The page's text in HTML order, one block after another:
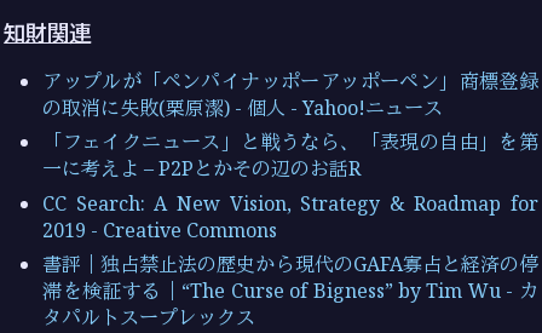
知財関連
アップルが「ペンパイナッポーアッポーペン」商標登録
の取消に失敗(栗原潔) - 個人 - Yahoo!ニュース
「フェイクニュース」と戦うなら、「表現の自由」を第
一に考えよ – P2Pとかその辺のお話R
CC Search: A New Vision, Strategy & Roadmap for
2019 - Creative Commons
書評｜独占禁止法の歴史から現代のGAFA寡占と経済の停
滞を検証する｜“The Curse of Bigness” by Tim Wu - カ
タパルトスープレックス